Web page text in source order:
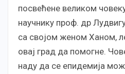
посвећене великом
научнику проф. др
са својом женом Ханом,
овај град да помогне.
наду да се епидемија